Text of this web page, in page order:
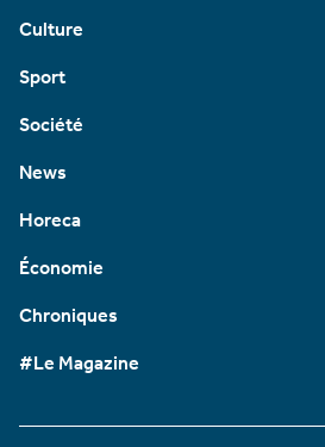
Culture
Sport
Société
News
Horeca
Économie
Chroniques
#Le Magazine